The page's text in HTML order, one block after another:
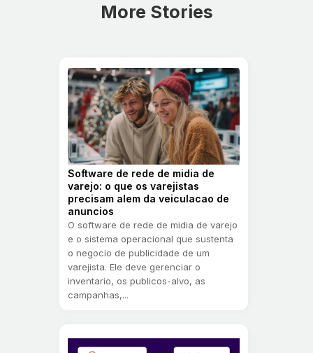
More Stories
Software de rede de midia de
varejo: o que os varejistas
precisam alem da veiculacao de
anuncios
O software de rede de midia de varejo
e o sistema operacional que sustenta
o negocio de publicidade de um
varejista. Ele deve gerenciar o
inventario, os publicos-alvo, as
campanhas,...